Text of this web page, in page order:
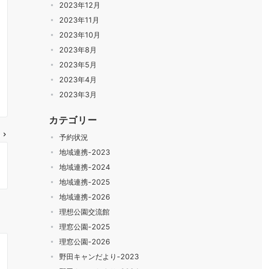
2023年12月
2023年11月
2023年10月
2023年8月
2023年5月
2023年4月
2023年3月
カテゴリー
予約状況
地域連携-2023
地域連携-2024
地域連携-2025
地域連携-2026
理想公園交流館
理窓公園-2025
理窓公園-2026
野田キャンだより-2023